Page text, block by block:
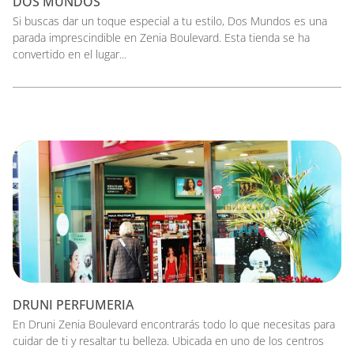
Si buscas dar un toque especial a tu estilo, Dos Mundos es una
parada imprescindible en Zenia Boulevard. Esta tienda se ha
convertido en el lugar...
DRUNI PERFUMERIA
En Druni Zenia Boulevard encontrarás todo lo que necesitas para
cuidar de ti y resaltar tu belleza. Ubicada en uno de los centros